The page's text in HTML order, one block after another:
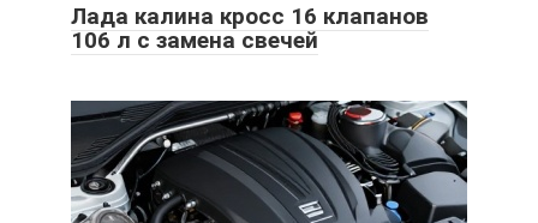
Лада калина кросс 16 клапанов
106 л с замена свечей